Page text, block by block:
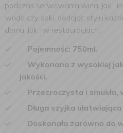
podczas serwowania wina, jak i
woda czy soki, dodając stylu
domu, jak i w restauracjach.
Pojemność: 750ml.
Wykonana z wysokiej
jakości.
Przezroczysta i
Długa szyjka
Doskonała zarówno do